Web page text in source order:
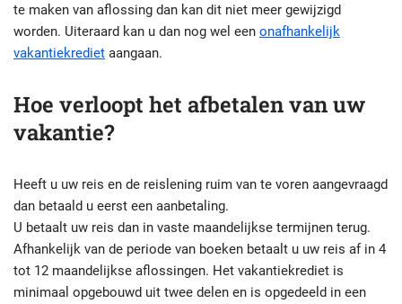
te maken van aflossing dan kan dit niet meer gewijzigd
worden. Uiteraard kan u dan nog wel een onafhankelijk
vakantiekrediet aangaan.
Hoe verloopt het afbetalen van uw
vakantie?
Heeft u uw reis en de reislening ruim van te voren aangevraagd
dan betaald u eerst een aanbetaling.
U betaalt uw reis dan in vaste maandelijkse termijnen terug.
Afhankelijk van de periode van boeken betaalt u uw reis af in 4
tot 12 maandelijkse aflossingen. Het vakantiekrediet is
minimaal opgebouwd uit twee delen en is opgedeeld in een